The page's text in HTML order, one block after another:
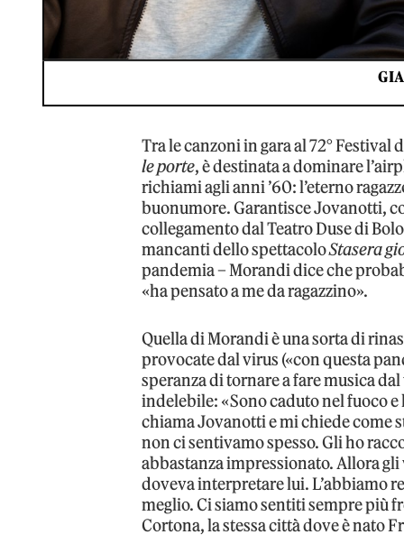
Tra le canzoni in gara al 72° Festival
le porte, è destinata a dominare
richiami agli anni ’60: l’eterno
buonumore. Garantisce Jovanotti,
collegamento dal Teatro Duse di
mancanti dello spettacoloStasera
pandemia – Morandi dice che
«ha pensato a me da ragazzino».
Quella di Morandi è una sorta di
provocate dal virus («con questa
speranza di tornare a fare musica dal
indelebile: «Sono caduto nel fuoco
chiama Jovanotti e mi chiede come
non ci sentivamo spesso. Gli ho
abbastanza impressionato. Allora
doveva interpretare lui. L’abbiamo
meglio. Ci siamo sentiti sempre più
Cortona, la stessa città dove è nato